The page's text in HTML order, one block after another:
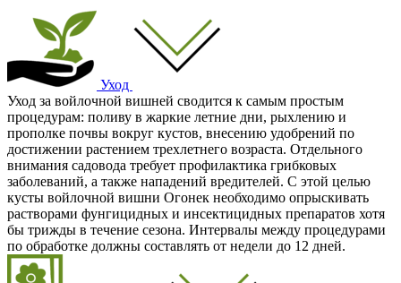
Уход
Уход за войлочной вишней сводится к самым простым
процедурам: поливу в жаркие летние дни, рыхлению и
прополке почвы вокруг кустов, внесению удобрений по
достижении растением трехлетнего возраста. Отдельного
внимания садовода требует профилактика грибковых
заболеваний, а также нападений вредителей. С этой целью
кусты войлочной вишни Огонек необходимо опрыскивать
растворами фунгицидных и инсектицидных препаратов хотя
бы трижды в течение сезона. Интервалы между процедурами
по обработке должны составлять от недели до 12 дней.